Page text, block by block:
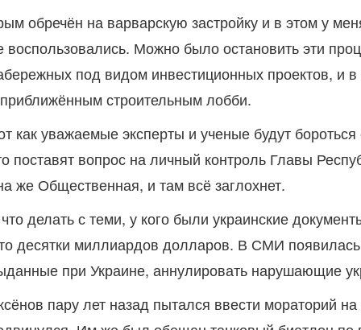
обречён на варварскую застройку и в этом у
воспользовались. Можно было остановить эти
под видом инвестиционных проектов, и
строительным лобби.
как уважаемые эксперты и ученые будут
поставят вопрос на личный контроль Главы
же Общественная, и там всё заглохнет.
делать с теми, у кого были украинские
десятки миллиардов долларов. В СМИ
при Украине, аннулировать нарушающие
пару лет назад пытался ввести мораторий